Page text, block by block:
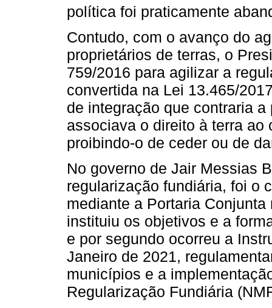
política foi praticamente
Contudo, com o avanço do
proprietários de terras, o
759/2016 para agilizar a
convertida na Lei 13.465/
de integração que contraria
associava o direito à terra
proibindo-o de ceder ou de
No governo de Jair Messias
regularização fundiária, foi o
mediante a Portaria
instituiu os objetivos e a
e por segundo ocorreu a
Janeiro de 2021,
municípios e a
Regularização Fundiária